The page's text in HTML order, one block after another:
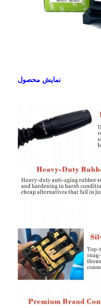
نمایش محصول